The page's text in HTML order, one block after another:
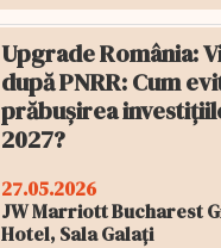
Upgrade România:
după PNRR: Cum
prăbușirea
2027?
27.05.2026
JW Marriott Bucharest
Hotel, Sala Galați